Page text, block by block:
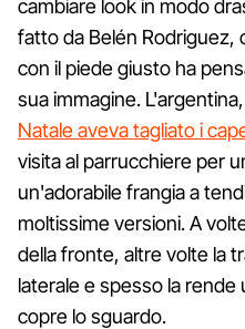
cambiare look in modo
fatto da Belén Rodriguez,
con il piede giusto ha
sua immagine.
Natale aveva tagliato i
visita al parrucchiere per
un'adorabile frangia a
moltissime versioni. A
della fronte, altre volte la
laterale e spesso la
copre lo sguardo.